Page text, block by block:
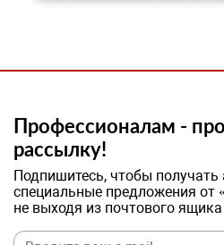
Профессионалам -
рассылку!
Подпишитесь, чтобы получать
специальные предложения от
не выходя из почтового ящика